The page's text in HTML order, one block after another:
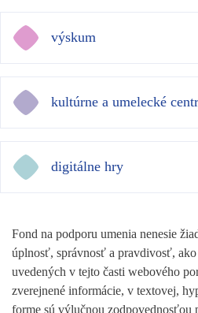
výskum
kultúrne a umelecké
digitálne hry
Fond na podporu umenia nenesie
úplnosť, správnosť a pravdivosť,
uvedených v tejto časti webového
zverejnené informácie, v textovej,
forme sú výlučnou zodpovednosťou